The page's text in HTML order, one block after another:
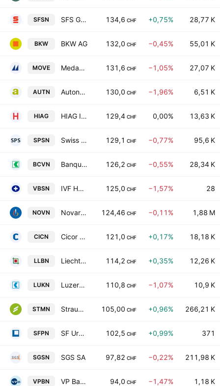
SFSN SFS Group AG 134,6 CHF +0,75% 28,77 K
BKW BKW AG 132,0 CHF −0,45% 55,01 K
MOVE Medacta Group SA 131,6 CHF −1,05% 27,07 K
AUTN Autoneum Holding AG 130,0 CHF −1,96% 6,51 K
HIAG HIAG Immobilien Holding AG 129,4 CHF 0,00% 13,63 K
SPSN Swiss Prime Site AG 129,1 CHF −0,77% 95,6 K
BCVN Banque Cantonale Vaudoise 126,2 CHF −0,55% 28,34 K
VBSN IVF HARTMANN Holding AG 125,0 CHF −1,57% 28
NOVN Novartis AG 124,46 CHF −0,11% 1,88 M
CICN Cicor Technologies 121,0 CHF +0,17% 18,18 K
LLBN Liechtensteinische Landesbank AG 114,2 CHF +0,35% 12,26 K
LUKN Luzerner Kantonalbank AG 110,8 CHF −1,07% 10,9 K
STMN Straumann Holding AG 105,00 CHF +0,96% 266,21 K
SFPN SF Urban Properties AG 102,5 CHF +0,99% 371
SGSN SGS SA 97,82 CHF −0,22% 211,98 K
VPBN VP Bank AG Class A 94,0 CHF −1,47% 1,18 K